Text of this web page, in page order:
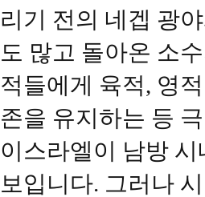
리기 전의 네겝 광
도 많고 돌아온 소
적들에게 육적, 영
존을 유지하는 등
이스라엘이 남방
보입니다. 그러나